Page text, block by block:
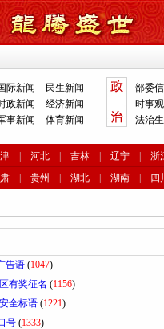
际新闻
民生新闻
政新闻
经济新闻
事新闻
体育新闻
部委
时事
法治
河北 吉林 辽宁
浙
贵州 湖北 湖南 四
告语 (1047)
有奖征名 (1156)
全标语 (1221)
号 (1333)